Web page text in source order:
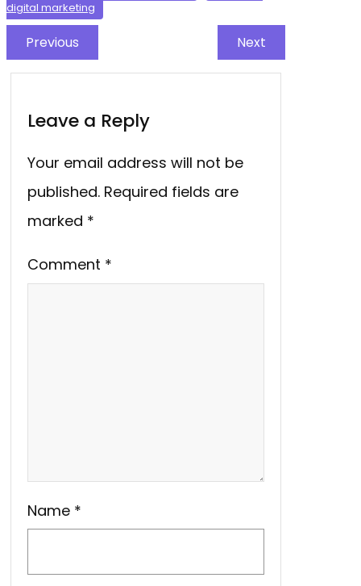
digital marketing
Previous Next
Leave a Reply
Your email address will not be
published. Required fields are
marked *
Comment *
Name *